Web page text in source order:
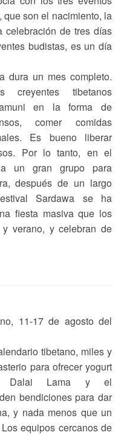
son el nacimiento, la
celebración de tres días
budistas, es un día
dura un mes completo.
creyentes tibetanos
en la forma de
comer comidas
Es bueno liberar
Por lo tanto, en el
un gran grupo para
después de un largo
Sardawa se ha
fiesta masiva que los
verano, y celebran de
11-17 de agosto del
tibetano, miles y
para ofrecer yogurt
Lama y el
bendiciones para dar
y nada menos que un
equipos cercanos de